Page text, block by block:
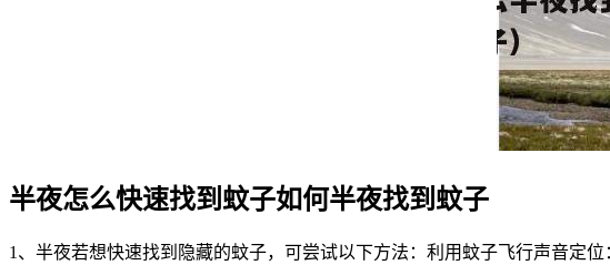
半夜怎么快速找到蚊子如何半夜找到蚊子
1、半夜若想快速找到隐藏的蚊子，可尝试以下方法：利用蚊子飞行声音定